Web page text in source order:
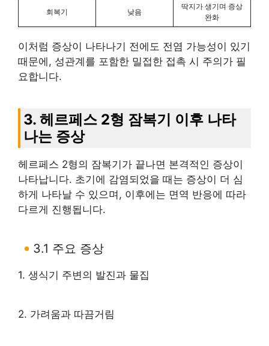
회복기 낮음
딱지가 생기며 증상
완화
이처럼 증상이 나타나기 전에도 전염 가능성이 있기
때문에, 성관계를 포함한 밀접한 접촉 시 주의가 필
요합니다.
3. 헤르페스 2형 잠복기 이후 나타
나는 증상
헤르페스 2형의 잠복기가 끝나면 본격적인 증상이
나타납니다. 초기에 감염되었을 때는 증상이 더 심
하게 나타날 수 있으며, 이후에는 면역 반응에 따라
다르게 진행됩니다.
3.1 주요 증상
1. 생식기 주변의 발진과 물집
2. 가려움과 따끔거림